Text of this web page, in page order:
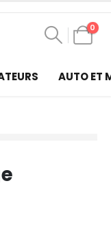
0
AUTO ET